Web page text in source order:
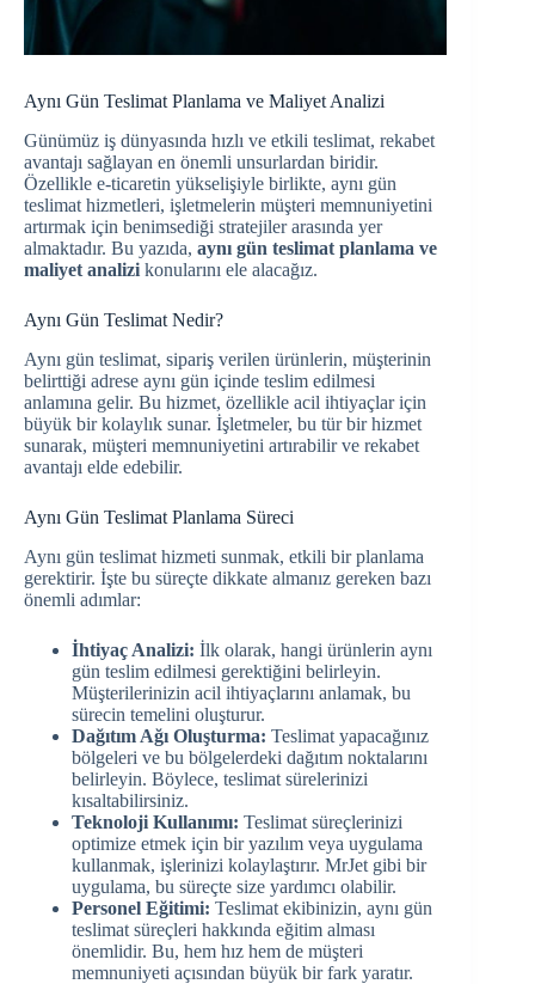
Aynı Gün Teslimat Planlama ve Maliyet Analizi
Günümüz iş dünyasında hızlı ve etkili teslimat, rekabet
avantajı sağlayan en önemli unsurlardan biridir.
Özellikle e-ticaretin yükselişiyle birlikte, aynı gün
teslimat hizmetleri, işletmelerin müşteri memnuniyetini
artırmak için benimsediği stratejiler arasında yer
almaktadır. Bu yazıda, aynı gün teslimat planlama ve
maliyet analizi konularını ele alacağız.
Aynı Gün Teslimat Nedir?
Aynı gün teslimat, sipariş verilen ürünlerin, müşterinin
belirttiği adrese aynı gün içinde teslim edilmesi
anlamına gelir. Bu hizmet, özellikle acil ihtiyaçlar için
büyük bir kolaylık sunar. İşletmeler, bu tür bir hizmet
sunarak, müşteri memnuniyetini artırabilir ve rekabet
avantajı elde edebilir.
Aynı Gün Teslimat Planlama Süreci
Aynı gün teslimat hizmeti sunmak, etkili bir planlama
gerektirir. İşte bu süreçte dikkate almanız gereken bazı
önemli adımlar:
İhtiyaç Analizi: İlk olarak, hangi ürünlerin aynı
gün teslim edilmesi gerektiğini belirleyin.
Müşterilerinizin acil ihtiyaçlarını anlamak, bu
sürecin temelini oluşturur.
Dağıtım Ağı Oluşturma: Teslimat yapacağınız
bölgeleri ve bu bölgelerdeki dağıtım noktalarını
belirleyin. Böylece, teslimat sürelerinizi
kısaltabilirsiniz.
Teknoloji Kullanımı: Teslimat süreçlerinizi
optimize etmek için bir yazılım veya uygulama
kullanmak, işlerinizi kolaylaştırır. MrJet gibi bir
uygulama, bu süreçte size yardımcı olabilir.
Personel Eğitimi: Teslimat ekibinizin, aynı gün
teslimat süreçleri hakkında eğitim alması
önemlidir. Bu, hem hız hem de müşteri
memnuniyeti açısından büyük bir fark yaratır.